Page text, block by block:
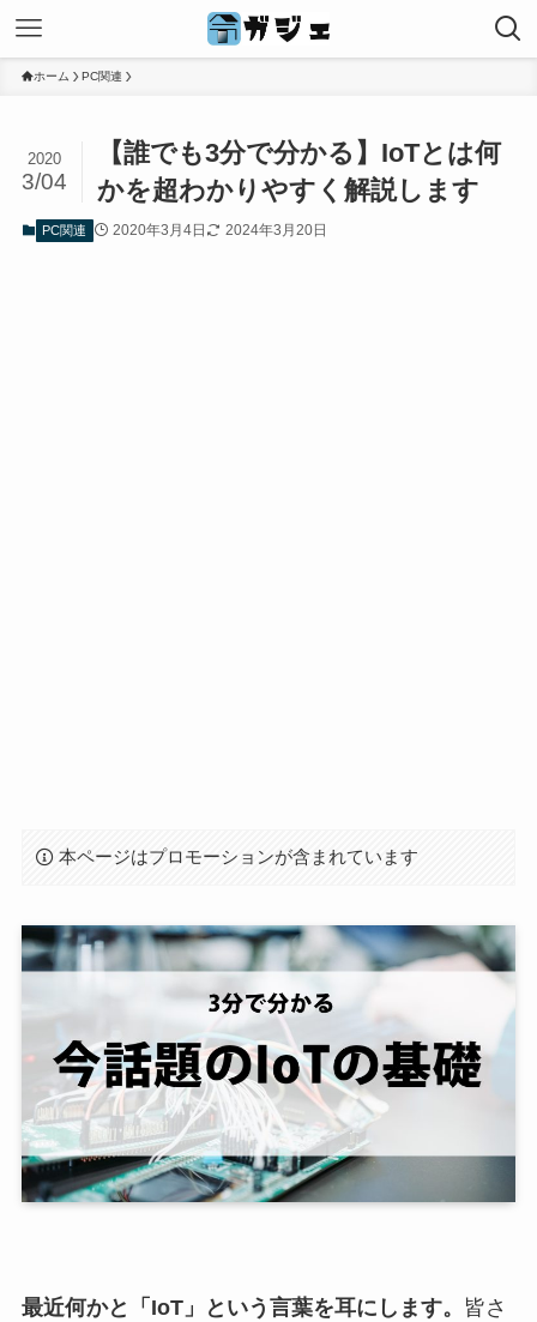
ホーム PC関連
【誰でも3分で分かる】IoTとは何
かを超わかりやすく解説します
2020
3/04
PC関連 2020年3月4日 2024年3月20日
本ページはプロモーションが含まれています
最近何かと「IoT」という言葉を耳にします。
皆さ